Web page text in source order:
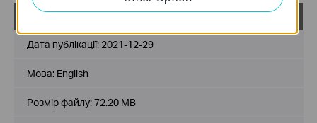
Дата публікації: 2021-12-29
Мова: English
Розмір файлу:72.20 MB